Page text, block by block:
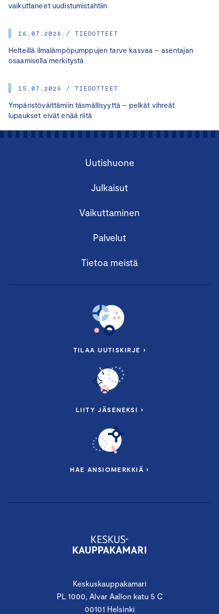
vaikuttaneet uudistumistahtiin
16.07.2026 / TIEDOTTEET
Helteillä ilmalämpöpumppujen tarve kasvaa – asentajan
osaamisella merkitystä
15.07.2026 / TIEDOTTEET
Ympäristöväittämiin täsmällisyyttä – pelkät vihreät
lupaukset eivät enää riitä
Keskuskauppakamari
PL 1000, Alvar Aallon katu 5 C
00101 Helsinki
Uutishuone
Julkaisut
Vaikuttaminen
Palvelut
Tietoa meistä
TILAA UUTISKIRJE ›
LIITY JÄSENEKSI ›
HAE ANSIOMERKKIÄ ›